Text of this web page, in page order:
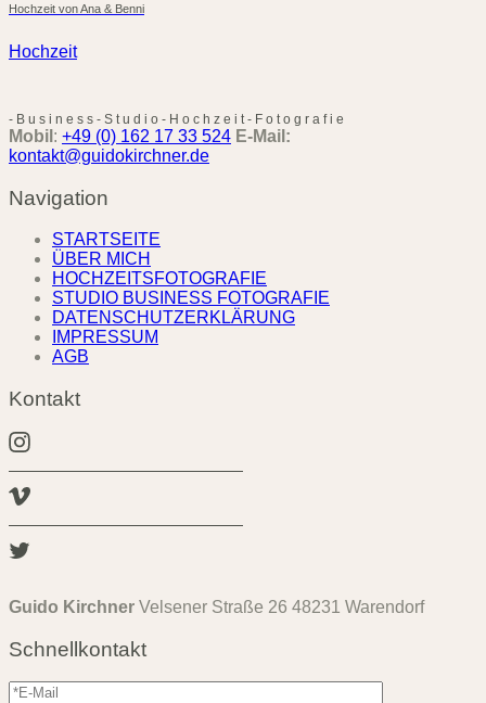
Hochzeit von Ana & Benni
Hochzeit
- B u s i n e s s - S t u d i o - H o c h z e i t - F o t o g r a f i e
Mobil : +49 (0) 162 17 33 524 E-Mail:
kontakt@guidokirchner.de
Navigation
STARTSEITE
ÜBER MICH
HOCHZEITSFOTOGRAFIE
STUDIO BUSINESS FOTOGRAFIE
DATENSCHUTZERKLÄRUNG
IMPRESSUM
AGB
Kontakt
Guido Kirchner Velsener Straße 26 48231 Warendorf
Schnellkontakt